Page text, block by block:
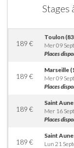
Stages
189 €
Toulon
Mer 09
Places
189 €
Marseille
Mer 09
Places
189 €
Saint
Mer 16
Places
189 €
Saint
Lun 21